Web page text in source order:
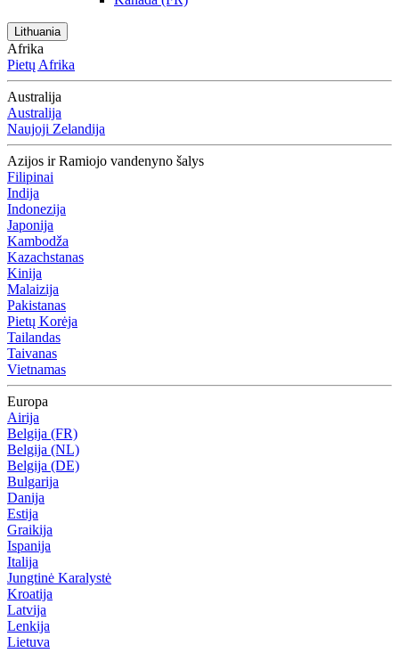
Lithuania
Afrika
Pietų Afrika
Australija
Australija
Naujoji Zelandija
Azijos ir Ramiojo vandenyno šalys
Filipinai
Indija
Indonezija
Japonija
Kambodža
Kazachstanas
Kinija
Malaizija
Pakistanas
Pietų Korėja
Tailandas
Taivanas
Vietnamas
Europa
Airija
Belgija (FR)
Belgija (NL)
Belgija (DE)
Bulgarija
Danija
Estija
Graikija
Ispanija
Italija
Jungtinė Karalystė
Kroatija
Latvija
Lenkija
Lietuva